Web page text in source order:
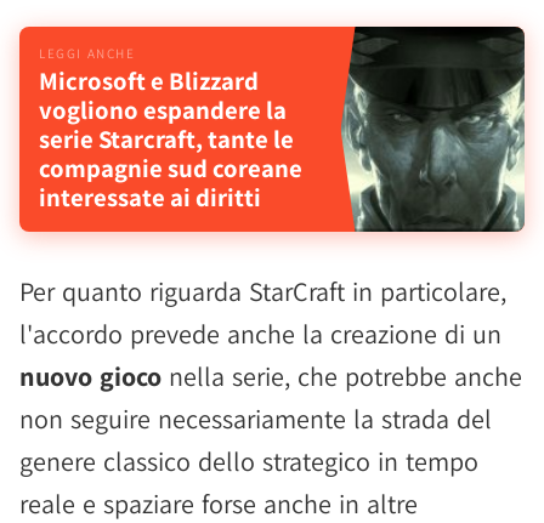
Microsoft e Blizzard
vogliono espandere la
serie Starcraft, tante le
compagnie sud coreane
interessate ai diritti
Per quanto riguarda StarCraft in particolare,
l'accordo prevede anche la creazione di un
nuovo gioco nella serie, che potrebbe anche
non seguire necessariamente la strada del
genere classico dello strategico in tempo
reale e spaziare forse anche in altre